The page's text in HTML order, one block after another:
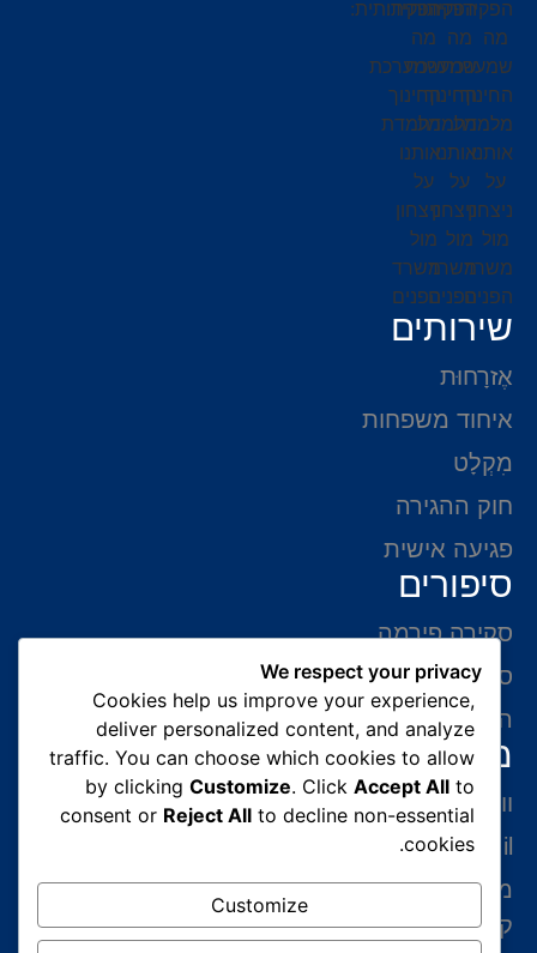
שירותים
אֶזרָחוּת
איחוד משפחות
מִקְלָט
חוק ההגירה
פגיעה אישית
סיפורים
סקירה פירמה
סיפורי הצלחה
המלצות של לקוחות
מידע ליצירת קשר
ווצאפ 054-765-0002
gabriel@benatovlaw.co.il
מצדה 9 בני ברק קומה 35 מגדל ב.ס.ר 3 (מול
קניון איילון ליד הרכבת הקלה בן גוריון)
We respect your privacy
Cookies help us improve your experience,
deliver personalized content, and analyze
traffic. You can choose which cookies to allow
by clickingCustomize. ClickAccept All to
consent or Reject All to decline non-essential
cookies.
Customize